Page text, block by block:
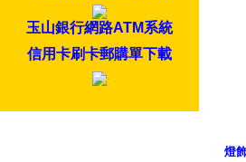
玉山銀行網路ATM系統
信用卡刷卡郵購單下載
燈